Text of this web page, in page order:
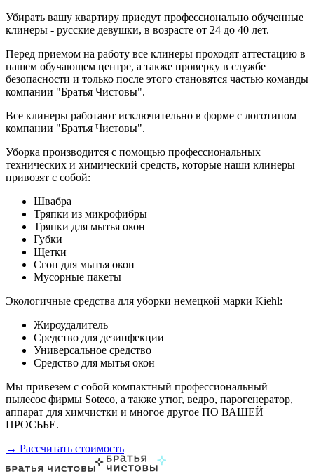
Убирать вашу квартиру приедут профессионально обученные
клинеры - русские девушки, в возрасте от 24 до 40 лет.
Перед приемом на работу все клинеры проходят аттестацию в
нашем обучающем центре, а также проверку в службе
безопасности и только после этого становятся частью команды
компании "Братья Чистовы".
Все клинеры работают исключительно в форме с логотипом
компании "Братья Чистовы".
Уборка производится с помощью профессиональных
технических и химический средств, которые наши клинеры
привозят с собой:
Швабра
Тряпки из микрофибры
Тряпки для мытья окон
Губки
Щетки
Сгон для мытья окон
Мусорные пакеты
Экологичные средства для уборки немецкой марки Kiehl:
Жироудалитель
Средство для дезинфекции
Универсальное средство
Средство для мытья окон
Мы привезем с собой компактный профессиональный
пылесос фирмы Soteco, а также утюг, ведро, парогенератор,
аппарат для химчистки и многое другое ПО ВАШЕЙ
ПРОСЬБЕ.
→ Рассчитать стоимость